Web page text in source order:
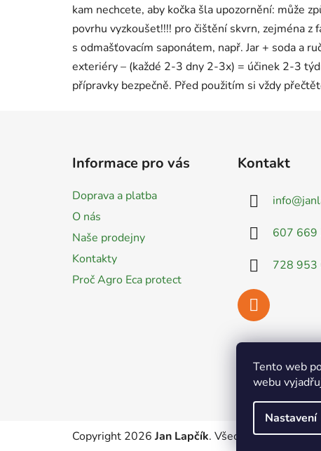
Tento web
webu
Nastavení
kam nechcete, aby kočka šla upozornění: může
povrhu vyzkoušet!!!! pro čištění skvrn, zejména
s odmašťovacím saponátem, např. Jar + soda
exteriéry – (každé 2-3 dny 2-3x) = účinek 2-3
přípravky bezpečně. Před použitím si vždy
Informace pro vás
Doprava a platba
O nás
Naše prodejny
Kontakty
Proč Agro Eca protect
Kontakt
info@
607 669
728 953
Copyright 2026 Jan Lapčík. Všechna práva